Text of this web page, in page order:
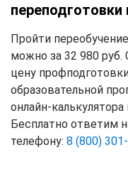
Пройти
можно за 32 980 руб.
цену
образовательной
онлайн-калькулятора
Бесплатно ответим
телефону: 8 (800)